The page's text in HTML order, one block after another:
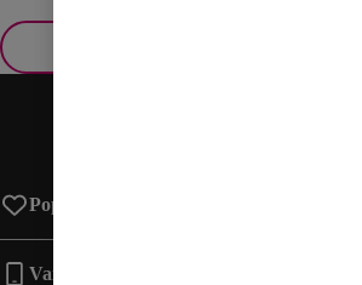
Populära sidor
Varumärken